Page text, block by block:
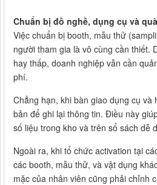
Chuẩn bị đồ nghề, dụng cụ và
Việc chuẩn bị booth, mẫu thử
người tham gia là vô cùng cần thiết.
hay thấp, doanh nghiệp vẫn cần
phí.
Chẳng hạn, khi bàn giao dụng cụ và
bản để ghi lại thông tin. Điều này
số liệu trong kho và trên sổ sách dễ
Ngoài ra, khi tổ chức activation tại
các booth, mẫu thử, và vật dụng
mặc của nhân viên cũng phải chỉnh